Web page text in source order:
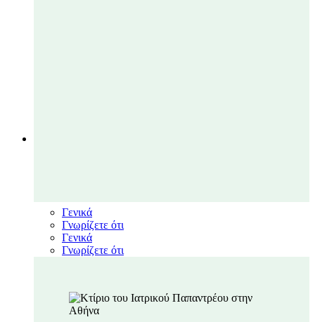
Γενικά
Γνωρίζετε ότι
Γενικά
Γνωρίζετε ότι